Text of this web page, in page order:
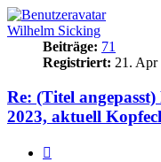
Wilhelm Sicking
Beiträge: 71
Registriert: 21. Apr
Re: (Titel
2023, aktuell